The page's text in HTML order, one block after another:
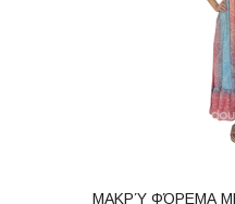
ΜΑΚΡΎ ΦΌΡΕΜΑ